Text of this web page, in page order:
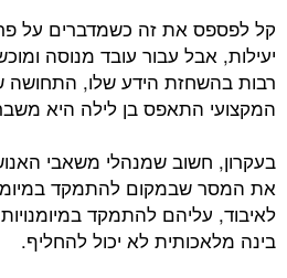
קל לפספס את זה כשמדברים על
יעילות, אבל עבור עובד מנוסה
רבות בהשחזת הידע שלו, התחושה
המקצועי התאפס בן לילה היא
בעקרון, חשוב שמנהלי משאבי
את המסר שבמקום להתמקד
לאיבוד, עליהם להתמקד
בינה מלאכותית לא יכול להחליף.